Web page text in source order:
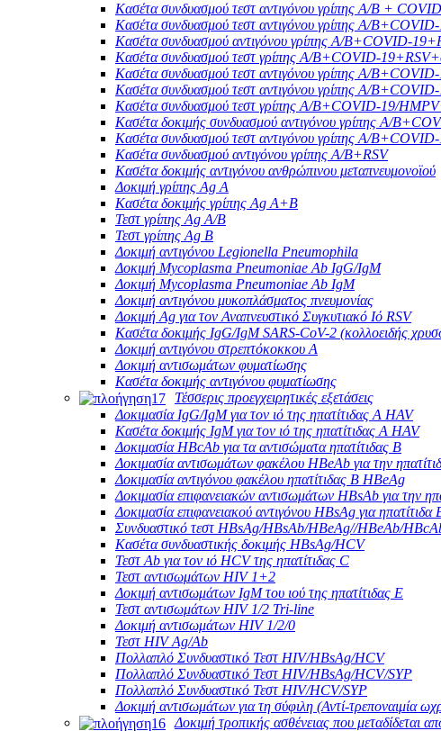
Κασέτα συνδυασμού τεστ αντιγόνου γρίπης A/B +
Κασέτα συνδυασμού τεστ αντιγόνου γρίπης A/
Κασέτα συνδυασμού αντιγόνου γρίπης A/B+COVID-
Κασέτα συνδυασμού τεστ γρίπης A/B+COVID-
Κασέτα συνδυασμού τεστ αντιγόνου γρίπης A/
Κασέτα συνδυασμού τεστ αντιγόνου γρίπης A/
Κασέτα συνδυασμού τεστ γρίπης A/B+COVID-19/
Κασέτα δοκιμής συνδυασμού αντιγόνου γρίπης A/
Κασέτα συνδυασμού τεστ αντιγόνου γρίπης A/
Κασέτα συνδυασμού αντιγόνου γρίπης A/B+RSV
Κασέτα δοκιμής αντιγόνου ανθρώπινου μεταπνευμονοϊού
Δοκιμή γρίπης Ag A
Κασέτα δοκιμής γρίπης Ag A+B
Τεστ γρίπης Ag A/B
Τεστ γρίπης Ag B
Δοκιμή αντιγόνου Legionella Pneumophila
Δοκιμή Mycoplasma Pneumoniae Ab IgG/IgM
Δοκιμή Mycoplasma Pneumoniae Ab IgM
Δοκιμή αντιγόνου μυκοπλάσματος πνευμονίας
Δοκιμή Ag για τον Αναπνευστικό Συγκυτιακό Ιό RSV
Κασέτα δοκιμής IgG/IgM SARS-CoV-2 (κολλοειδής
Δοκιμή αντιγόνου στρεπτόκοκκου Α
Δοκιμή αντισωμάτων φυματίωσης
Κασέτα δοκιμής αντιγόνου φυματίωσης
Τέσσερις προεγχειρητικές εξετάσεις
Δοκιμασία IgG/IgM για τον ιό της ηπατίτιδας Α HAV
Κασέτα δοκιμής IgM για τον ιό της ηπατίτιδας Α HAV
Δοκιμασία HBcAb για τα αντισώματα ηπατίτιδας Β
Δοκιμασία αντισωμάτων φακέλου HBeAb για την
Δοκιμασία αντιγόνου φακέλου ηπατίτιδας Β HBeAg
Δοκιμασία επιφανειακών αντισωμάτων HBsAb για την
Δοκιμασία επιφανειακού αντιγόνου HBsAg για ηπατίτιδα
Συνδυαστικό τεστ HBsAg/HBsAb/HBeAg//HBeAb/
Κασέτα συνδυαστικής δοκιμής HBsAg/HCV
Τεστ Ab για τον ιό HCV της ηπατίτιδας C
Τεστ αντισωμάτων HIV 1+2
Δοκιμή αντισωμάτων IgM του ιού της ηπατίτιδας Ε
Τεστ αντισωμάτων HIV 1/2 Tri-line
Δοκιμή αντισωμάτων HIV 1/2/0
Τεστ HIV Ag/Ab
Πολλαπλό Συνδυαστικό Τεστ HIV/HBsAg/HCV
Πολλαπλό Συνδυαστικό Τεστ HIV/HBsAg/HCV/SYP
Πολλαπλό Συνδυαστικό Τεστ HIV/HCV/SYP
Δοκιμή αντισωμάτων για τη σύφιλη (Αντί-τρεποναιμία
Δοκιμή τροπικής ασθένειας που μεταδίδεται